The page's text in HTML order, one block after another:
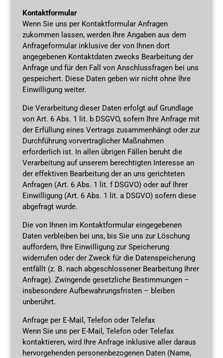
Kontaktformular
Wenn Sie uns per Kontaktformular Anfragen
zukommen lassen, werden Ihre Angaben aus dem
Anfrageformular inklusive der von Ihnen dort
angegebenen Kontaktdaten zwecks Bearbeitung der
Anfrage und für den Fall von Anschlussfragen bei uns
gespeichert. Diese Daten geben wir nicht ohne Ihre
Einwilligung weiter.
Die Verarbeitung dieser Daten erfolgt auf Grundlage
von Art. 6 Abs. 1 lit. b DSGVO, sofern Ihre Anfrage mit
der Erfüllung eines Vertrags zusammenhängt oder zur
Durchführung vorvertraglicher Maßnahmen
erforderlich ist. In allen übrigen Fällen beruht die
Verarbeitung auf unserem berechtigten Interesse an
der effektiven Bearbeitung der an uns gerichteten
Anfragen (Art. 6 Abs. 1 lit. f DSGVO) oder auf Ihrer
Einwilligung (Art. 6 Abs. 1 lit. a DSGVO) sofern diese
abgefragt wurde.
Die von Ihnen im Kontaktformular eingegebenen
Daten verbleiben bei uns, bis Sie uns zur Löschung
auffordern, Ihre Einwilligung zur Speicherung
widerrufen oder der Zweck für die Datenspeicherung
entfällt (z. B. nach abgeschlossener Bearbeitung Ihrer
Anfrage). Zwingende gesetzliche Bestimmungen –
insbesondere Aufbewahrungsfristen – bleiben
unberührt.
Anfrage per E-Mail, Telefon oder Telefax
Wenn Sie uns per E-Mail, Telefon oder Telefax
kontaktieren, wird Ihre Anfrage inklusive aller daraus
hervorgehenden personenbezogenen Daten (Name,